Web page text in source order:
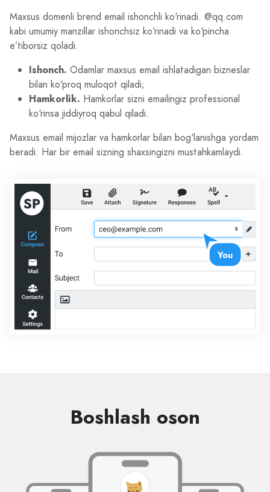
Maxsus domenli brend email ishonchli ko‘rinadi. @qq.com
kabi umumiy manzillar ishonchsiz ko‘rinadi va ko‘pincha
e’tiborsiz qoladi.
Ishonch. Odamlar maxsus email ishlatadigan bizneslar
bilan ko‘proq muloqot qiladi;
Hamkorlik. Hamkorlar sizni emailingiz professional
ko‘rinsa jiddiyroq qabul qiladi.
Maxsus email mijozlar va hamkorlar bilan bog‘lanishga yordam
beradi. Har bir email sizning shaxsingizni mustahkamlaydi.
Boshlash oson